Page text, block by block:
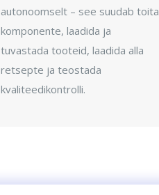
autonoomselt – see suudab toita
komponente, laadida ja
tuvastada tooteid, laadida alla
retsepte ja teostada
kvaliteedikontrolli.